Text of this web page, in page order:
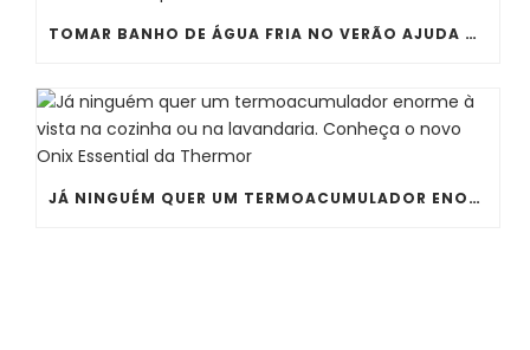
TOMAR BANHO DE ÁGUA FRIA NO VERÃO AJUDA MESMO A REFRESCAR O CORPO?
JÁ NINGUÉM QUER UM TERMOACUMULADOR ENORME À VISTA NA COZINHA OU NA LAVANDARIA. CONHEÇA O NOVO ONIX ESSENTIAL DA THERMOR